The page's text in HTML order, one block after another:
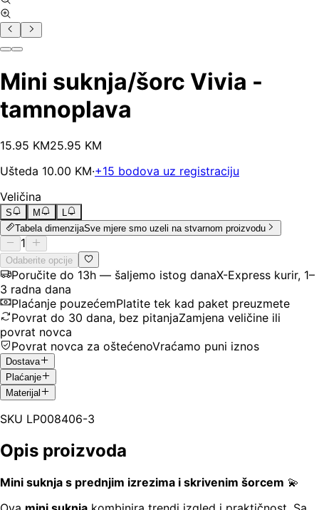
Mini suknja/šorc Vivia -
tamnoplava
15.95 KM25.95 KM
Ušteda 10.00 KM·+15 bodova uz registraciju
Veličina
S M
L
Tabela dimenzijaSve mjere smo uzeli na stvarnom proizvodu
1
Odaberite opcije
Poručite do 13h — šaljemo istog danaX-Express kurir, 1–
3 radna dana
Plaćanje pouzećemPlatite tek kad paket preuzmete
Povrat do 30 dana, bez pitanjaZamjena veličine ili
povrat novca
Povrat novca za oštećenoVraćamo puni iznos
Dostava
Plaćanje
Materijal
SKU LP008406-3
Opis proizvoda
Mini suknja s prednjim izrezima i skrivenim šorcem 💫